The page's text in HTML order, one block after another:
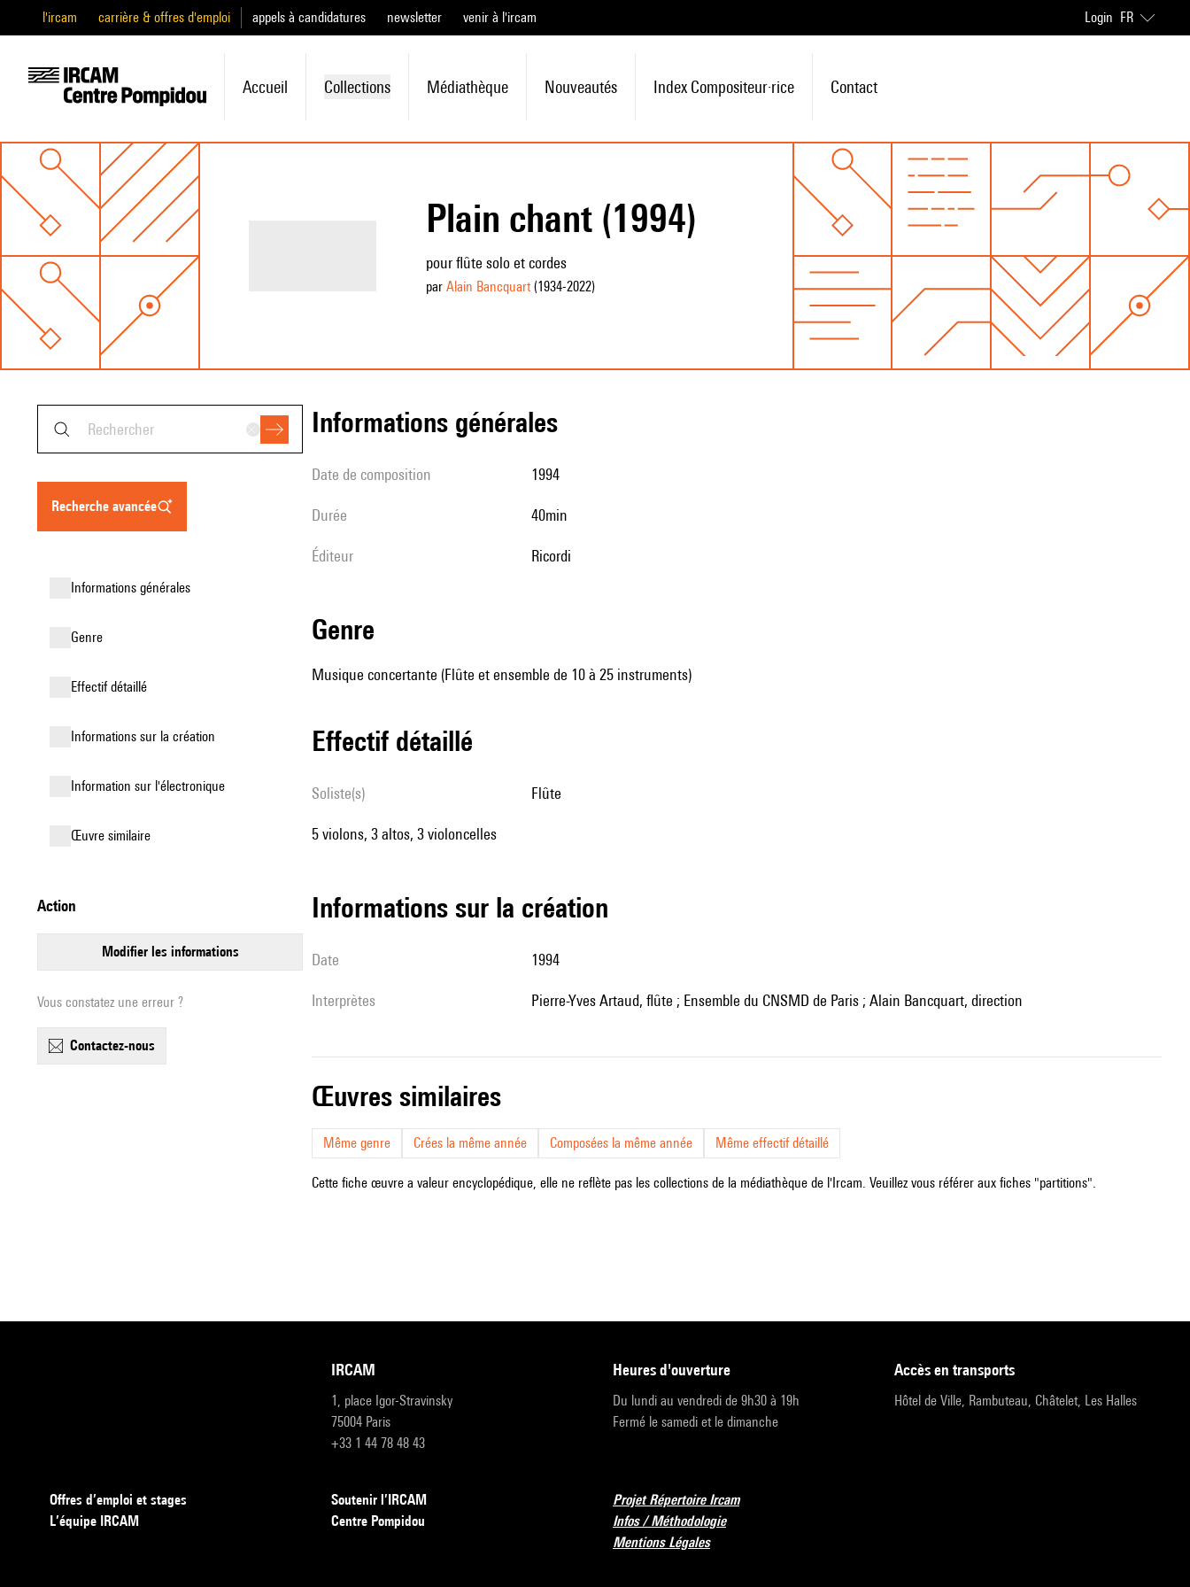
l'ircam carrière & offres d'emploi appels à candidatures newsletter venir à l'ircam Login FR
Accueil Collections Médiathèque Nouveautés Index Compositeur·rice Contact
Plain chant (1994)
pour flûte solo et cordes
par Alain Bancquart(1934-2022)
recherche avancée
informations générales
genre
effectif détaillé
informations sur la création
Information sur l'électronique
œuvre similaire
action
modifier les informations
Vous constatez une erreur ?
contactez-nous
informations générales
date de composition 1994
durée 40min
éditeur Ricordi
genre
Musique concertante (Flûte et ensemble de 10 à 25 instruments)
effectif détaillé
Soliste(s) flûte
5 violons, 3 altos, 3 violoncelles
informations sur la création
date 1994
interprètes Pierre-Yves Artaud, flûte ; Ensemble du CNSMD de Paris ; Alain Bancquart, direction
œuvres similaires
Même genre Crées la même année Composées la même année Même effectif détaillé
Cette fiche œuvre a valeur encyclopédique, elle ne reflète pas les collections de la médiathèque de l'Ircam. Veuillez vous référer aux fiches "partitions".
IRCAM
1, place Igor-Stravinsky
75004 Paris
+33 1 44 78 48 43
heures d'ouverture
Du lundi au vendredi de 9h30 à 19h
Fermé le samedi et le dimanche
accès en transports
Hôtel de Ville, Rambuteau, Châtelet, Les Halles
Offres d’emploi et stages
L’équipe IRCAM
Soutenir l’IRCAM
Centre Pompidou
Projet Répertoire Ircam
Infos / Méthodologie
Mentions Légales